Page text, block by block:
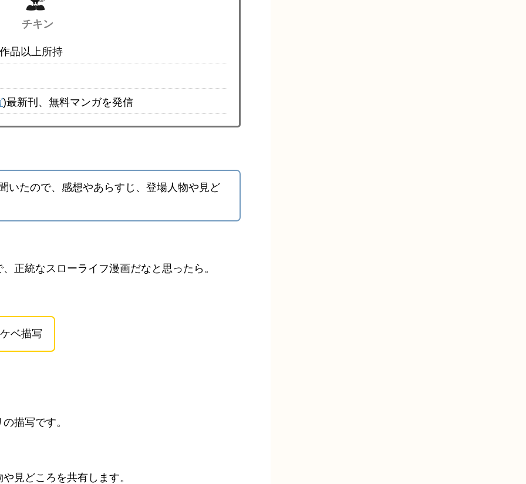
チキン
品以上所持
)最新刊、無料マンガを発信
いたので、感想やあらすじ、登場人物や見ど
正統なスローライフ漫画だなと思ったら。
ベ描写
描写です。
見どころを共有します。